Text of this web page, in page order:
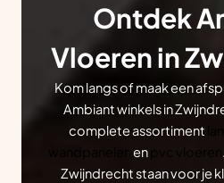
Ontdek
Vloeren in
Kom langs of maak een
Ambiant winkels in
complete assortiment
en
Zwijndrecht staan voor je